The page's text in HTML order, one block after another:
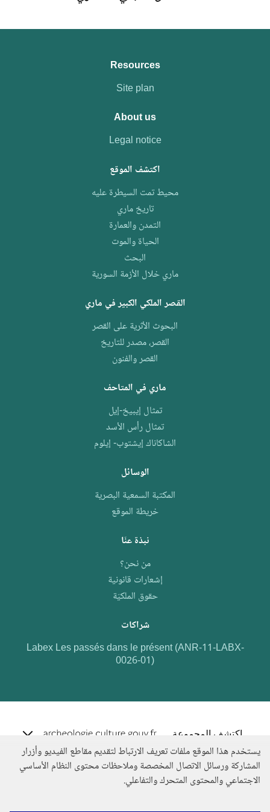
الطبقي
Resources
Site plan
About us
Legal notice
اكتشف الموقع
محيط تمت السيطرة عليه
تاريخ ماري
التمدن والعمارة
الحياة والموت
البحث
ماري خلال الأزمة السورية
القصر الملكي الكبير في ماري
البحوث الأثرية على القصر
القصر، مصدر للتاريخ
القصر والفنون
ماري في المتاحف
تمثال إيبيخ-إيل
تمثال رأس الأسد
الشاكاناك إيشتوب- إيلوم
الوسائل
المكتبة السمعية البصرية
خريطة الموقع
نبذة عنّا
من نحن؟
إشعارات قانونية
حقوق الملكيّة
شراكات
Labex Les passés dans le présent (ANR-11-LABX-
0026-01)
اكتشف المجموعة
يستخدم هذا الموقع ملفات تعريف الارتباط لتقديم مقاطع الفيديو وأزرار
المشاركة ورسائل الاتصال المخصصة وملاحظات محتوى النظام الأساسي
الاجتماعي والمحتوى المتحرك والتفاعلي.